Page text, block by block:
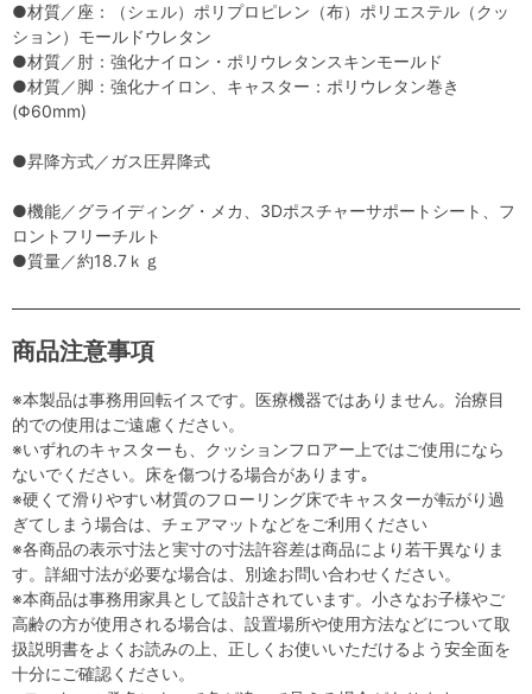
●材質／座：（シェル）ポリプロピレン（布）ポリエステル（クッ
ション）モールドウレタン
●材質／肘：強化ナイロン・ポリウレタンスキンモールド
●材質／脚：強化ナイロン、キャスター：ポリウレタン巻き
(Φ60mm)
●昇降方式／ガス圧昇降式
●機能／グライディング・メカ、3Dポスチャーサポートシート、フ
ロントフリーチルト
●質量／約18.7ｋｇ
商品注意事項
※本製品は事務用回転イスです。医療機器ではありません。治療目
的での使用はご遠慮ください。
※いずれのキャスターも、クッションフロアー上ではご使用になら
ないでください。床を傷つける場合があります｡
※硬くて滑りやすい材質のフローリング床でキャスターが転がり過
ぎてしまう場合は、チェアマットなどをご利用ください
※各商品の表示寸法と実寸の寸法許容差は商品により若干異なりま
す。詳細寸法が必要な場合は、別途お問い合わせください。
※本商品は事務用家具として設計されています。小さなお子様やご
高齢の方が使用される場合は、設置場所や使用方法などについて取
扱説明書をよくお読みの上、正しくお使いいただけるよう安全面を
十分にご確認ください。